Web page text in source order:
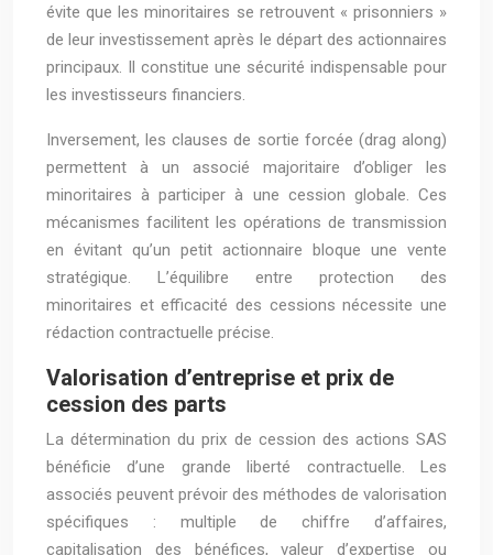
évite que les minoritaires se retrouvent « prisonniers »
de leur investissement après le départ des actionnaires
principaux. Il constitue une sécurité indispensable pour
les investisseurs financiers.
Inversement, les clauses de sortie forcée (drag along)
permettent à un associé majoritaire d’obliger les
minoritaires à participer à une cession globale. Ces
mécanismes facilitent les opérations de transmission
en évitant qu’un petit actionnaire bloque une vente
stratégique. L’équilibre entre protection des
minoritaires et efficacité des cessions nécessite une
rédaction contractuelle précise.
Valorisation d’entreprise et prix de
cession des parts
La détermination du prix de cession des actions SAS
bénéficie d’une grande liberté contractuelle. Les
associés peuvent prévoir des méthodes de valorisation
spécifiques : multiple de chiffre d’affaires,
capitalisation des bénéfices, valeur d’expertise ou